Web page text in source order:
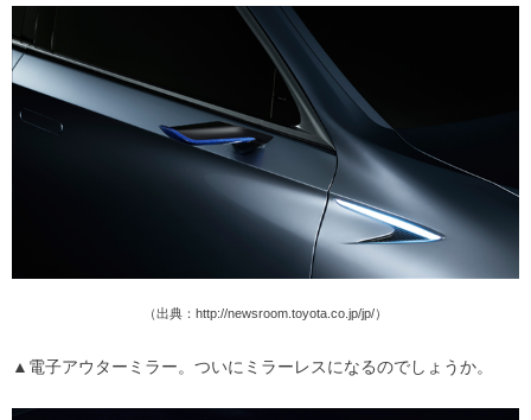
（出典：http://newsroom.toyota.co.jp/jp/）
▲電子アウターミラー。ついにミラーレスになるのでしょうか。